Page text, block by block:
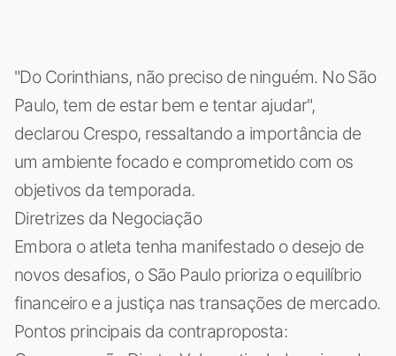
"Do Corinthians, não preciso de ninguém. No São
Paulo, tem de estar bem e tentar ajudar",
declarou Crespo, ressaltando a importância de
um ambiente focado e comprometido com os
objetivos da temporada.
Diretrizes da Negociação
Embora o atleta tenha manifestado o desejo de
novos desafios, o São Paulo prioriza o equilíbrio
financeiro e a justiça nas transações de mercado.
Pontos principais da contraproposta: